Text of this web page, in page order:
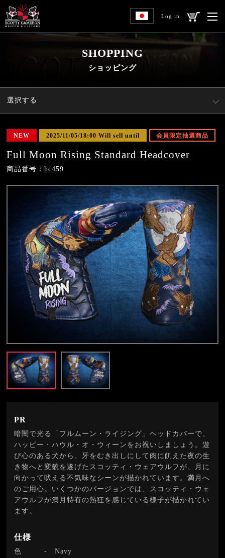
Log in
SHOPPING
ショッピング
選択する
NEW 2025/11/05/18:00 Will sell until 会員限定抽選商品
Full Moon Rising Standard Headcover
商品番号：hc459
PR
暗闇で光る「フルムーン・ライジング」ヘッドカバーで、
ハッピー・ハウル・オ・ウィーンをお祝いしましょう。遊
び心のある犬から、牙をむき出しにして肉に飢えた夜の生
き物へと変貌を遂げたスコッティ・ウェアウルフが、月に
向かって吠える不気味なシーンが描かれています。満月へ
のご用心。いくつかのバージョンでは、スコッティ・ウェ
アウルフが満月特有の熱狂を感じている様子が描かれてい
ます。
仕様
色 -Navy